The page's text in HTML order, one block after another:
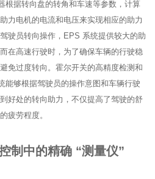
根据转向盘的转角和车速等参数，计算
力电机的电流和电压来实现相应的助力
驶员转向操作，EPS 系统提供较大的助
在高速行驶时，为了确保车辆的行驶稳
免过度转向。霍尔开关的高精度检测和
能够根据驾驶员的操作意图和车辆行驶
好处的转向助力，不仅提高了驾驶的舒
疲劳程度。
制中的精确 “测量仪”